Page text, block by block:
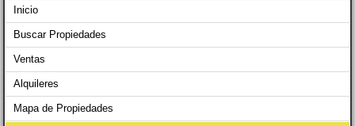
Inicio
Buscar Propiedades
Ventas
Alquileres
Mapa de Propiedades